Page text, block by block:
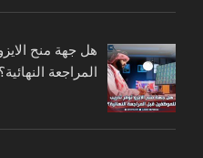
هل جهة منح
المراجعة النهائية؟